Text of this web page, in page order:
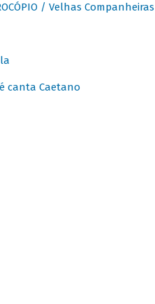
/ Velhas Companheiras
canta Caetano